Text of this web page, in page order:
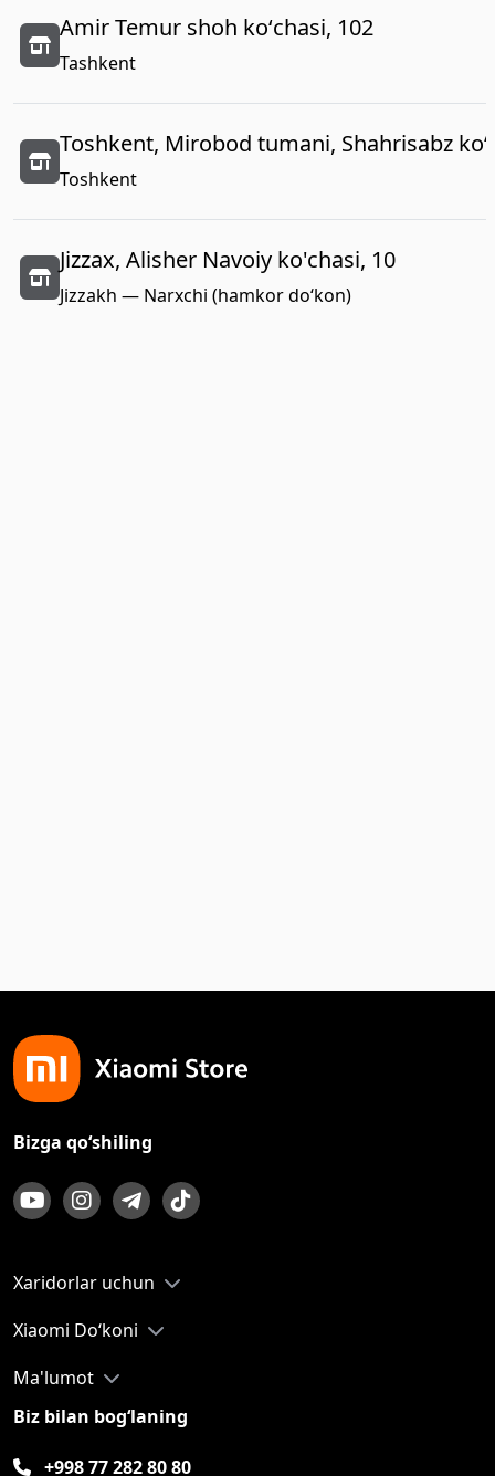
Amir Temur shoh koʻchasi, 102
Tashkent
Toshkent, Mirobod tumani, Shahrisabz
Toshkent
Jizzax, Alisher Navoiy ko'chasi, 10
Jizzakh — Narxchi (hamkor do‘kon)
Bizga qo‘shiling
Xaridorlar uchun
Xiaomi Do‘koni
Ma'lumot
Biz bilan bog‘laning
+998 77 282 80 80